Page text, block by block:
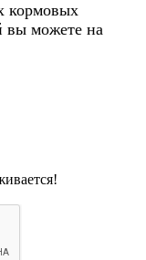
кормовых
вы можете на